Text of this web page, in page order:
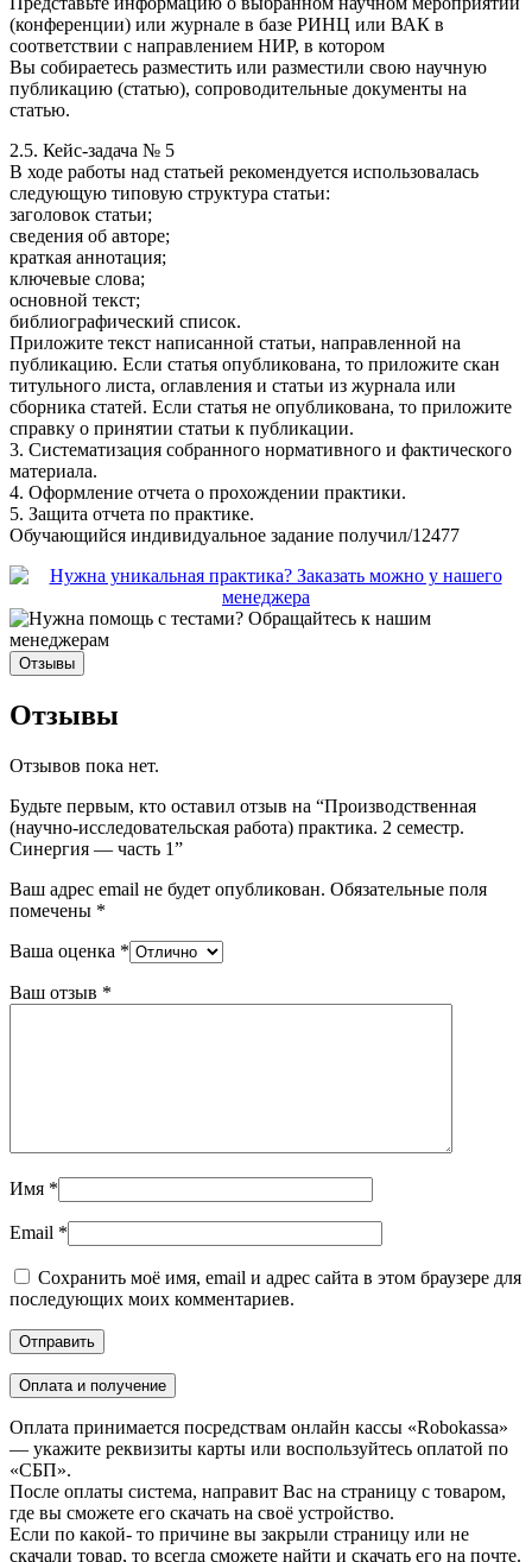
(конференции) или журнале в базе РИНЦ или ВАК в
соответствии с направлением НИР, в котором
Вы собираетесь разместить или разместили свою научную
публикацию (статью), сопроводительные документы на
статью.
2.5. Кейс-задача № 5
В ходе работы над статьей рекомендуется использовалась
следующую типовую структура статьи:
заголовок статьи;
сведения об авторе;
краткая аннотация;
ключевые слова;
основной текст;
библиографический список.
Приложите текст написанной статьи, направленной на
публикацию. Если статья опубликована, то приложите скан
титульного листа, оглавления и статьи из журнала или
сборника статей. Если статья не опубликована, то приложите
справку о принятии статьи к публикации.
3. Систематизация собранного нормативного и фактического
материала.
4. Оформление отчета о прохождении практики.
5. Защита отчета по практике.
Обучающийся индивидуальное задание получил/12477
Отзывы
Отзывы
Отзывов пока нет.
Будьте первым, кто оставил отзыв на “Производственная
(научно-исследовательская работа) практика. 2 семестр.
Синергия — часть 1”
Ваш адрес email не будет опубликован. Обязательные поля
помечены *
Ваша оценка *
Ваш отзыв *
Имя *
Email *
Сохранить моё имя, email и адрес сайта в этом браузере для
последующих моих комментариев.
Оплата и получение
Оплата принимается посредствам онлайн кассы «Robokassa»
— укажите реквизиты карты или воспользуйтесь оплатой по
«СБП».
После оплаты система, направит Вас на страницу с товаром,
где вы сможете его скачать на своё устройство.
Если по какой- то причине вы закрыли страницу или не
скачали товар, то всегда сможете найти и скачать его на почте.